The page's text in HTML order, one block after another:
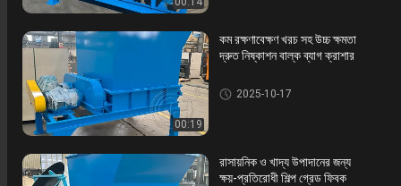
00:19
কম রক্ষণাবেক্ষণ খরচ সহ উচ্চ ক্ষমতা
দ্রুত নিষ্কাশন বাল্ক ব্যাগ ক্রাশার
সার পেষণকারী মেশিন
2025-10-17
রাসায়নিক ও খাদ্য উপাদানের জন্য
ক্ষয়-প্রতিরোধী শিল্প গ্রেড ফিবক